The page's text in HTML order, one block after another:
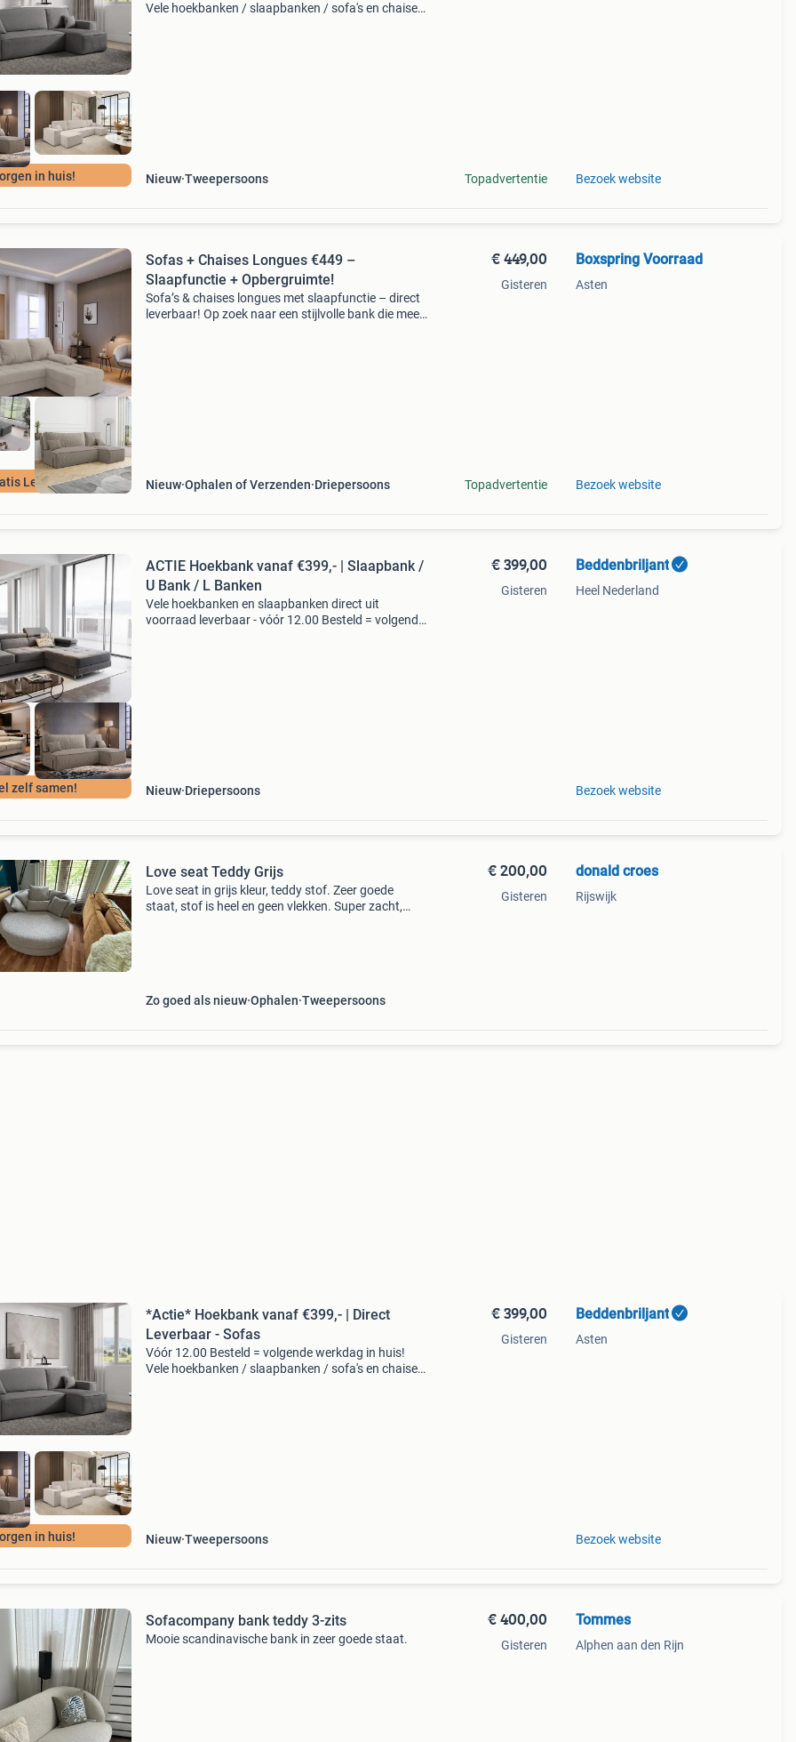
in huis!
Vele hoekbanken / slaapbanken / sofa's en chaise
Nieuw Tweepersoons Topadvertentie Bezoek website
Levering !
Sofas + Chaises Longues €449 –
Slaapfunctie + Opbergruimte!
Sofa’s & chaises longues met slaapfunctie – direct
leverbaar! Op zoek naar een stijlvolle bank die meer
Nieuw Ophalen of Verzenden Driepersoons
€ 449,00
Gisteren
Topadvertentie
Boxspring Voorraad
Asten
Bezoek website
zelf samen!
ACTIE Hoekbank vanaf €399,- | Slaapbank /
U Bank / L Banken
Vele hoekbanken en slaapbanken direct uit
voorraad leverbaar - vóór 12.00 Besteld = volgende
Nieuw Driepersoons
€ 399,00
Gisteren
Beddenbriljant
Heel Nederland
Bezoek website
Love seat Teddy Grijs
Love seat in grijs kleur, teddy stof. Zeer goede
staat, stof is heel en geen vlekken. Super zacht,
Zo goed als nieuw Ophalen Tweepersoons
€ 200,00
Gisteren
donald croes
Rijswijk
in huis!
*Actie* Hoekbank vanaf €399,- | Direct
Leverbaar - Sofas
Vóór 12.00 Besteld = volgende werkdag in huis!
Vele hoekbanken / slaapbanken / sofa's en chaise
Nieuw Tweepersoons
€ 399,00
Gisteren
Beddenbriljant
Asten
Bezoek website
Sofacompany bank teddy 3-zits
Mooie scandinavische bank in zeer goede staat.
€ 400,00
Gisteren
Tommes
Alphen aan den Rijn